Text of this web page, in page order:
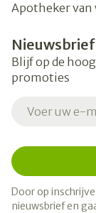
Apotheker van
Nieuwsbrief
Blijf op de
promoties
Door op
nieuwsbrief en